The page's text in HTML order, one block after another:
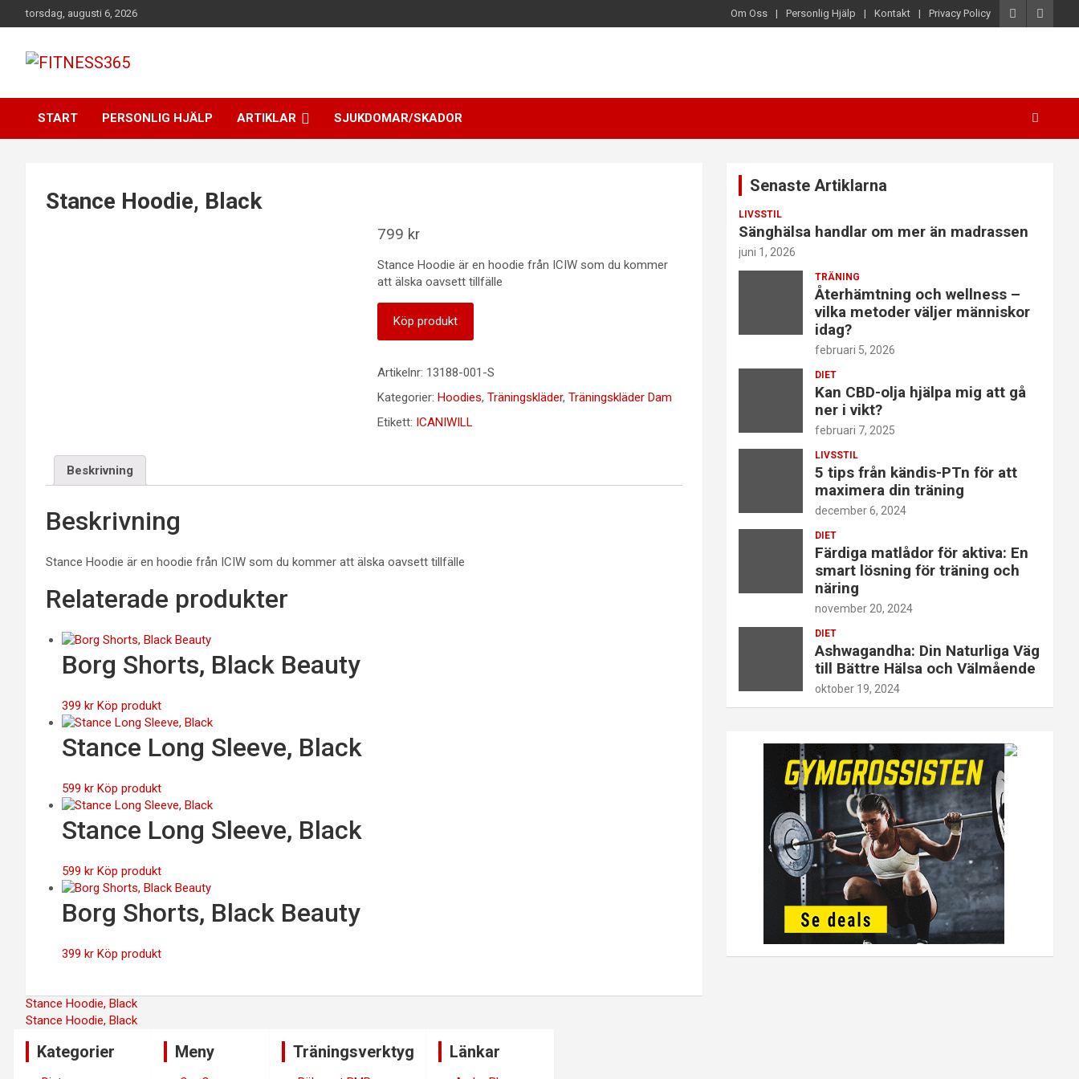
Hoppa
till
torsdag, augusti 6, 2026 Om Oss Personlig Hjälp Kontakt Privacy Policy
FITNESS365
START PERSONLIG HJÄLP ARTIKLAR SJUKDOMAR/SKADOR
Stance Hoodie, Black
799 kr
Stance Hoodie är en hoodie från ICIW som du kommer
att älska oavsett tillfälle
Köp produkt
Artikelnr: 13188-001-S
Kategorier: Hoodies, Träningskläder, Träningskläder Dam
Etikett: ICANIWILL
Beskrivning
Beskrivning
Stance Hoodie är en hoodie från ICIW som du kommer att älska oavsett tillfälle
Relaterade produkter
Borg Shorts, Black Beauty
399 kr Köp produkt
Stance Long Sleeve, Black
599 kr Köp produkt
Stance Long Sleeve, Black
599 kr Köp produkt
Borg Shorts, Black Beauty
399 kr Köp produkt
Inläggsnavigering
Stance Hoodie, Black
Stance Hoodie, Black
Senaste Artiklarna
LIVSSTIL
Sänghälsa handlar om mer än madrassen
juni 1, 2026
TRÄNING
Återhämtning och wellness –
vilka metoder väljer människor
idag?
februari 5, 2026
DIET
Kan CBD-olja hjälpa mig att gå
ner i vikt?
februari 7, 2025
LIVSSTIL
5 tips från kändis-PTn för att
maximera din träning
december 6, 2024
DIET
Färdiga matlådor för aktiva: En
smart lösning för träning och
näring
november 20, 2024
DIET
Ashwagandha: Din Naturliga Väg
till Bättre Hälsa och Välmående
oktober 19, 2024
Kategorier Meny Träningsverktyg Länkar